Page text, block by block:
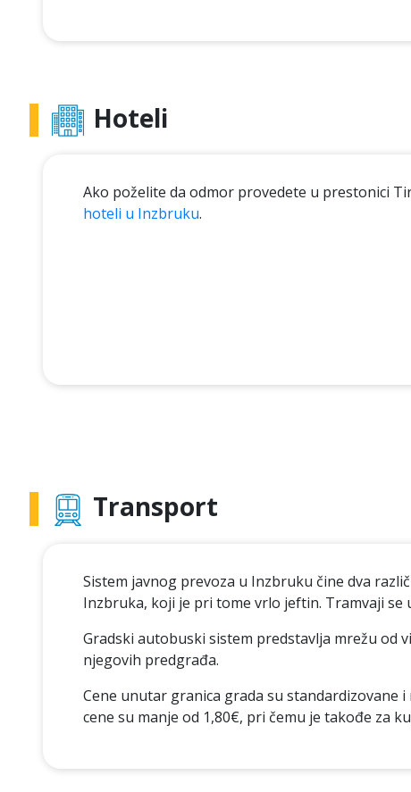
Hoteli
Ako poželite da odmor provedete u prestonici
hoteli u Inzbruku.
Transport
Sistem javnog prevoza u Inzbruku čine dva
Inzbruka, koji je pri tome vrlo jeftin. Tramvaji
Gradski autobuski sistem predstavlja mrežu od
njegovih predgrađa.
Cene unutar granica grada su standardizovane
cene su manje od 1,80€, pri čemu je takođe za